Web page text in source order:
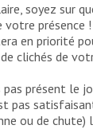
soyez sur
votre présence !
en priorité
clichés de
pas présent le
pas
ou de